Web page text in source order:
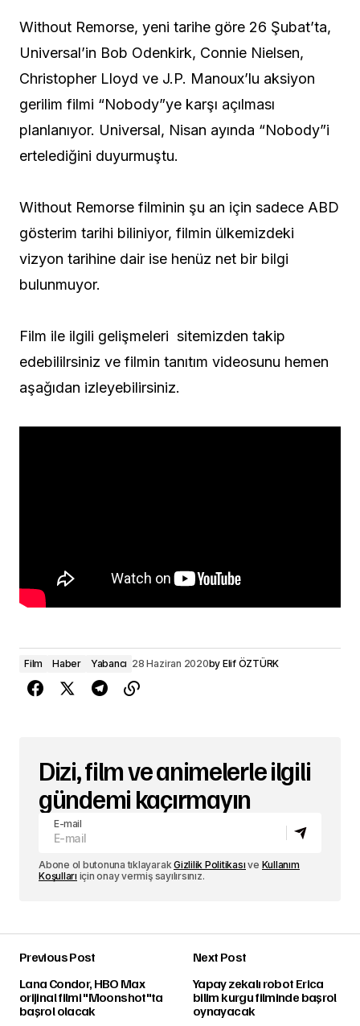
Without Remorse, yeni tarihe göre 26 Şubat’ta,
Universal’in Bob Odenkirk, Connie Nielsen,
Christopher Lloyd ve J.P. Manoux’lu aksiyon
gerilim filmi “Nobody”ye karşı açılması
planlanıyor. Universal, Nisan ayında “Nobody”i
ertelediğini duyurmuştu.
Without Remorse filminin şu an için sadece ABD
gösterim tarihi biliniyor, filmin ülkemizdeki
vizyon tarihine dair ise henüz net bir bilgi
bulunmuyor.
Film ile ilgili gelişmeleri sitemizden takip
edebililrsiniz ve filmin tanıtım videosunu hemen
aşağıdan izleyebilirsiniz.
Film Haber Yabancı 28 Haziran 2020by Elif ÖZTÜRK
Dizi, film ve animelerle ilgili
gündemi kaçırmayın
E-mail
Abone ol butonuna tıklayarakGizlilik Politikası ve Kullanım
Koşulları için onay vermiş sayılırsınız.
Previous Post
Lana Condor, HBO Max
orijinal filmi "Moonshot"ta
başrol olacak
Next Post
Yapay zekalı robot Erica
bilim kurgu filminde başrol
oynayacak